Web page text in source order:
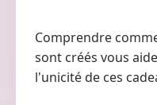
Comprendre
sont créés vous
l'unicité de ces